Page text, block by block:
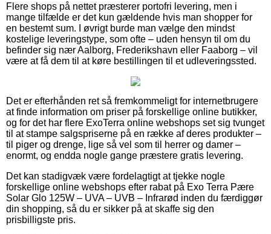
Flere shops på nettet præsterer portofri levering, men i
mange tilfælde er det kun gældende hvis man shopper for
en bestemt sum. I øvrigt burde man vælge den mindst
kostelige leveringstype, som ofte – uden hensyn til om du
befinder sig nær Aalborg, Frederikshavn eller Faaborg – vil
være at få dem til at køre bestillingen til et udleveringssted.
Det er efterhånden ret så fremkommeligt for internetbrugere
at finde information om priser på forskellige online butikker,
og for det har flere ExoTerra online webshops set sig tvunget
til at stampe salgspriserne på en række af deres produkter –
til piger og drenge, lige så vel som til herrer og damer –
enormt, og endda nogle gange præstere gratis levering.
Det kan stadigvæk være fordelagtigt at tjekke nogle
forskellige online webshops efter rabat på Exo Terra Pære
Solar Glo 125W – UVA – UVB – Infrarød inden du færdiggør
din shopping, så du er sikker på at skaffe sig den
prisbilligste pris.